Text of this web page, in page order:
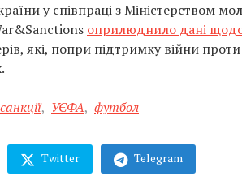
у співпраці з Міністерством
оприлюднило дані щодо
які, попри підтримку війни
санкції, УЄФА, футбол
Twitter Telegram